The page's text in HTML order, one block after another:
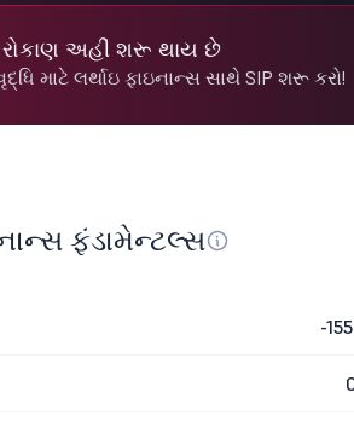
રોકાણ અહીં શરૂ થાય છે
માટે લર્થાઇ ફાઇનાન્સ સાથે SIP શરૂ કરો!
ફંડામેન્ટલ્સ
-